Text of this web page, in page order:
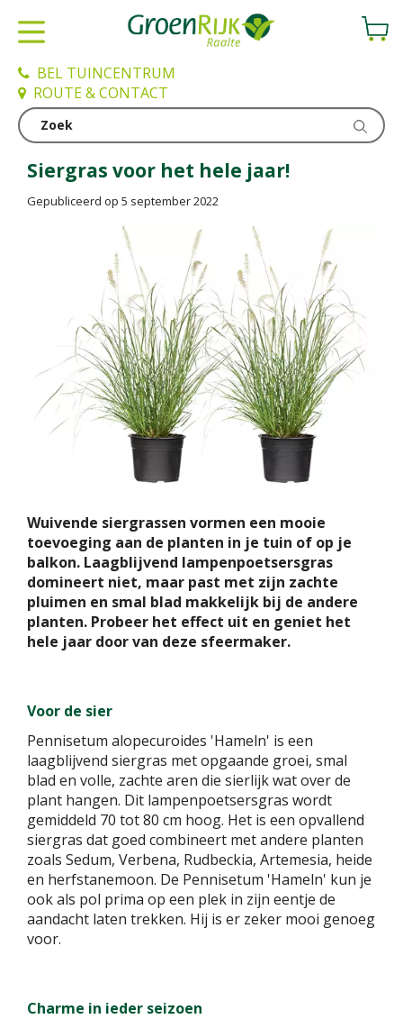
Nieuws
BEL TUINCENTRUM
ROUTE & CONTACT
Siergras voor het hele jaar!
Gepubliceerd op 5 september 2022
Wuivende siergrassen vormen een mooie
toevoeging aan de planten in je tuin of op je
balkon. Laagblijvend lampenpoetsersgras
domineert niet, maar past met zijn zachte
pluimen en smal blad makkelijk bij de andere
planten. Probeer het effect uit en geniet het
hele jaar door van deze sfeermaker.
Voor de sier
Pennisetum alopecuroides 'Hameln' is een
laagblijvend siergras met opgaande groei, smal
blad en volle, zachte aren die sierlijk wat over de
plant hangen. Dit lampenpoetsersgras wordt
gemiddeld 70 tot 80 cm hoog. Het is een opvallend
siergras dat goed combineert met andere planten
zoals Sedum, Verbena, Rudbeckia, Artemesia, heide
en herfstanemoon. De Pennisetum 'Hameln' kun je
ook als pol prima op een plek in zijn eentje de
aandacht laten trekken. Hij is er zeker mooi genoeg
voor.
Charme in ieder seizoen